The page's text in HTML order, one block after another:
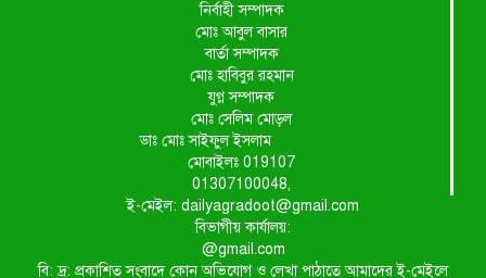
নির্বাহী সম্পাদক
মোঃ আবুল বাসার
বার্তা সম্পাদক
মোঃ হাবিবুর রহমান
যুগ্ন সম্পাদক
মোঃ সেলিম মোড়ল
ডাঃ মোঃ সাইফুল ইসলাম
মোবাইলঃ 019107
01307100048,
ই-মেইল: dailyagradoot@gmail.com
বিভাগীয় কার্যালয়:
@gmail.com
বি: দ্র: প্রকাশিত সংবাদে কোন অভিযোগ ও লেখা পাঠাতে আমাদের ই-মেইলে